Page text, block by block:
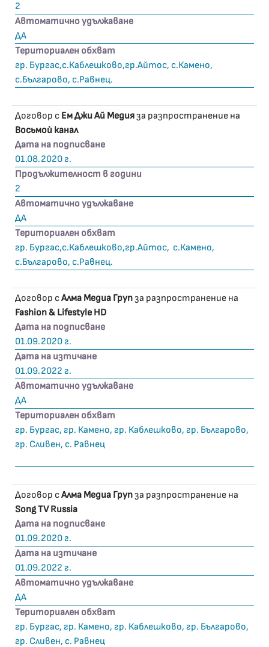
2
Автоматично удължаване
ДА
Териториален обхват
гр. Бургас,с.Каблешково,гр.Айтос, с.Камено,
с.Българово, с.Равнец.
Договор с Ем Джи Ай Медияза разпространение на
Восьмоѝ канал
Дата на подписване
01.08.2020 г.
Продължителност в години
2
Автоматично удължаване
ДА
Териториален обхват
гр. Бургас,с.Каблешково,гр.Айтос, с.Камено,
с.Българово, с.Равнец.
Договор сАлма Медиа Групза разпространение на
Fashion & Lifestyle HD
Дата на подписване
01.09.2020 г.
Дата на изтичане
01.09.2022 г.
Автоматично удължаване
ДА
Териториален обхват
гр. Бургас, гр. Камено, гр. Каблешково, гр. Българово,
гр. Сливен, с. Равнец
Договор сАлма Медиа Групза разпространение на
Song TV Russia
Дата на подписване
01.09.2020 г.
Дата на изтичане
01.09.2022 г.
Автоматично удължаване
ДА
Териториален обхват
гр. Бургас, гр. Камено, гр. Каблешково, гр. Българово,
гр. Сливен, с. Равнец